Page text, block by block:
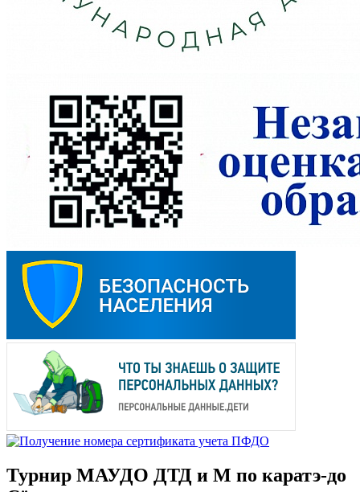
Турнир МАУДО ДТД и М по каратэ-до